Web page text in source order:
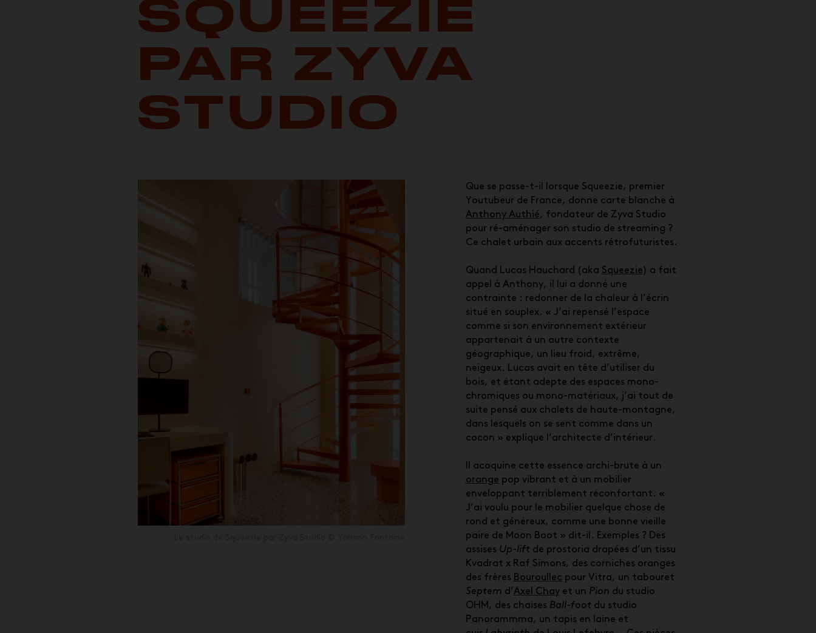
SQUEEZIE
PAR ZYVA
STUDIO
Que se passe-t-il lorsque Squeezie, premier
Youtubeur de France, donne carte blanche à
Anthony Authié , fondateur de Zyva Studio
pour ré-aménager son studio de streaming ?
Ce chalet urbain aux accents rétrofuturistes.
Quand Lucas Hauchard (aka Squeezie ) a fait
appel à Anthony, il lui a donné une
contrainte : redonner de la chaleur à l’écrin
situé en souplex. « J’ai repensé l’espace
comme si son environnement extérieur
appartenait à un autre contexte
géographique, un lieu froid, extrême,
neigeux. Lucas avait en tête d’utiliser du
bois, et étant adepte des espaces mono-
chromiques ou mono-matériaux, j’ai tout de
suite pensé aux chalets de haute-montagne,
dans lesquels on se sent comme dans un
cocon » explique l’architecte d’intérieur.
Il acoquine cette essence archi-brute à un
orange pop vibrant et à un mobilier
enveloppant terriblement réconfortant. «
J’ai voulu pour le mobilier quelque chose de
rond et généreux, comme une bonne vieille
paire de Moon Boot » dit-il. Exemples ? Des
assises Up-liftde prostoria drapées d’un tissu
Kvadrat x Raf Simons, des corniches oranges
des frères Bouroullec pour Vitra, un tabouret
Septem d’Axel Chayet un Pion du studio
OHM, des chaises Ball-footdu studio
Panorammma, un tapis en laine et